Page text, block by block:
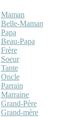
Maman
Belle-Maman
Papa
Beau-Papa
Frère
Soeur
Tante
Oncle
Parrain
Marraine
Grand-Père
Grand-mère